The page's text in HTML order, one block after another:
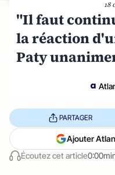
18
"Il faut
la réaction
Paty
Écoutez cet article
PARTAGER
Ajouter